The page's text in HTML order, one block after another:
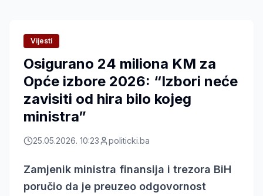
Vijesti
Osigurano 24 miliona KM za
Opće izbore 2026: “Izbori neće
zavisiti od hira bilo kojeg
ministra”
25.05.2026. 10:23 politicki.ba
Zamjenik ministra finansija i trezora BiH
poručio da je preuzeo odgovornost